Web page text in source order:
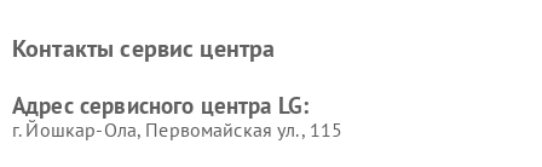
Ремонт морозильных камер
Ремонт вертикальных
Контакты сервис центра
Адрес сервисного центра LG:
г. Йошкар-Ола, Первомайская ул., 115